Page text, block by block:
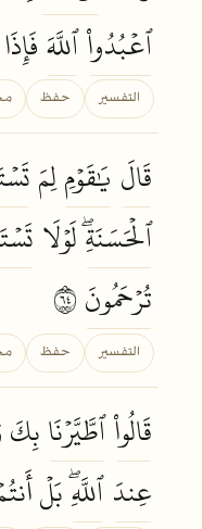
ٱعۡبُدُواْٱللَّهَ
التفسير حفظ
قَالَ يَٰقَوۡمِلِمَ
ٱلۡحَسَنَةِۖلَوۡلَا
تُرۡحَمُونَ
التفسير حفظ
قَالُواْٱطَّيَّرۡنَابِكَ
عِندَٱللَّهِۖبَلۡ